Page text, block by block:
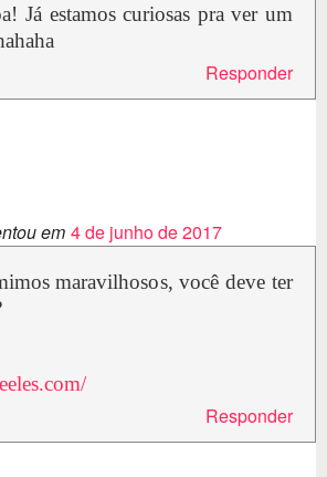
Já estamos curiosas pra ver um
Responder
em 4 de junho de 2017
maravilhosos, você deve ter
Responder